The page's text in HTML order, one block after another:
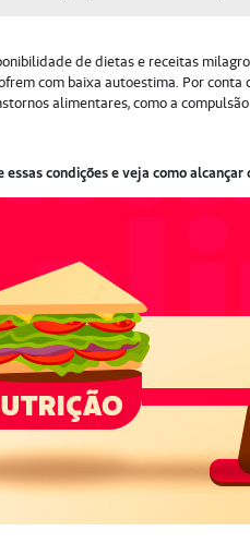
de dietas e receitas
com baixa autoestima. Por
alimentares, como a
essas condições e veja como alcançar